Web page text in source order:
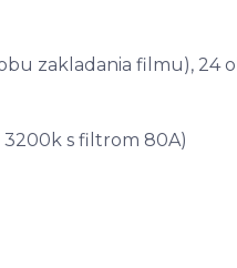
zakladania filmu), 24
3200k s filtrom 80A)